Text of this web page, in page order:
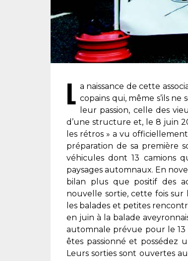
L a naissance de cette
copains qui, même s’ils
leur passion, celle des
d’une structure et, le 8 juin
les rétros » a vu
préparation de sa première
véhicules dont 13 camions
paysages automnaux. En
bilan plus que positif des
nouvelle sortie, cette fois sur
les balades et petites
en juin à la balade
automnale prévue pour le
êtes passionné et possédez
Leurs sorties sont ouvertes